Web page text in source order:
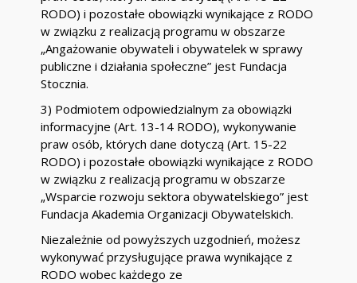
RODO) i pozostałe obowiązki wynikające z RODO
w związku z realizacją programu w obszarze
„Angażowanie obywateli i obywatelek w sprawy
publiczne i działania społeczne” jest Fundacja
Stocznia.
3) Podmiotem odpowiedzialnym za obowiązki
informacyjne (Art. 13-14 RODO), wykonywanie
praw osób, których dane dotyczą (Art. 15-22
RODO) i pozostałe obowiązki wynikające z RODO
w związku z realizacją programu w obszarze
„Wsparcie rozwoju sektora obywatelskiego” jest
Fundacja Akademia Organizacji Obywatelskich.
Niezależnie od powyższych uzgodnień, możesz
wykonywać przysługujące prawa wynikające z
RODO wobec każdego ze